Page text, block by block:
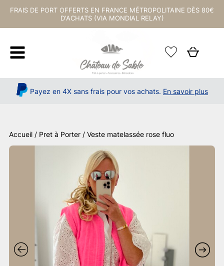
FRAIS DE PORT OFFERTS EN FRANCE MÉTROPOLITAINE DÈS 80€
D'ACHATS (VIA MONDIAL RELAY)
Payez en 4X sans frais pour vos achats. En savoir plus
Accueil / Pret à Porter / Veste matelassée rose fluo